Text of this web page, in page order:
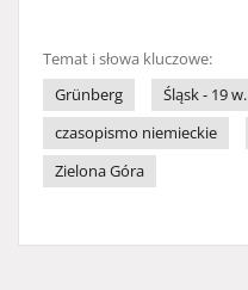
Temat i słowa kluczowe:
Grünberg
Śląsk - 19 w.
czasopismo niemieckie
Zielona Góra